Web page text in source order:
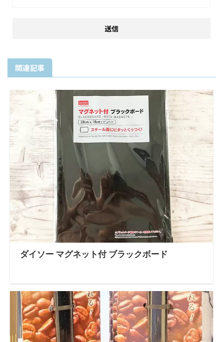
関連記事
ダイソー マグネット付 ブラックボード